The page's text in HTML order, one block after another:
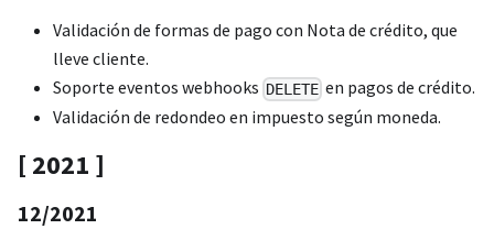
Validación de formas de pago con Nota de crédito, que
lleve cliente.
Soporte eventos webhooks DELETE en pagos de crédito.
Validación de redondeo en impuesto según moneda.
[ 2021 ]
12/2021